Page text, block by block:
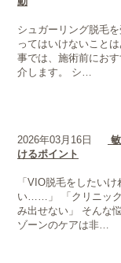
シュガーリング脱毛
ってはいけないこと
事では、施術前にお
介します。 シ…
2026年03月16日
けるポイント
「VIO脱毛をしたい
い……」 「クリニック
み出せない」 そんな
ゾーンのケアは非…